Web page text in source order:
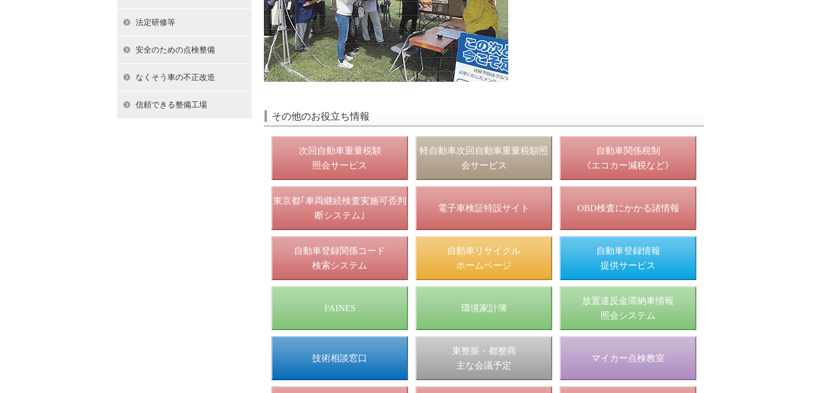
その他のお役立ち情報
次回自動車重量税額
照会サービス
軽自動車次回自動車重量税額照
会サービス
自動車関係税制
《エコカー減税など》
東京都｢車両継続検査実施可否判
断システム｣
電子車検証特設サイト OBD検査にかかる諸情報
自動車登録関係コード
検索システム
自動車リサイクル
ホームページ
自動車登録情報
提供サービス
FAINES 環境家計簿
放置違反金滞納車情報
照会システム
技術相談窓口
東整振・都整商
主な会議予定
マイカー点検教室
法定研修等
安全のための点検整備
なくそう車の不正改造
信頼できる整備工場